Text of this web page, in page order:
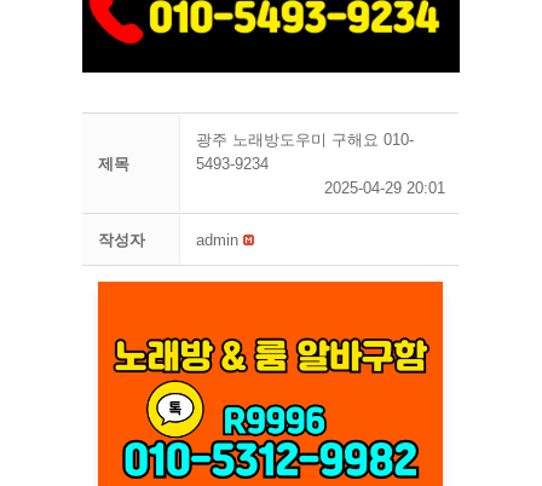
제목
광주 노래방도우미 구해요 010-
5493-9234
2025-04-29 20:01
작성자 admin